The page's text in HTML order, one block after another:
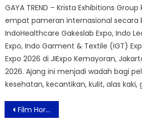
GAYA TREND – Krista Exhibitions
empat pameran internasional secara
IndoHealthcare Gakeslab Expo, Indo
Expo, Indo Garment & Textile (IGT)
Expo 2026 di JIExpo Kemayoran,
2026. Ajang ini menjadi wadah bagi
kesehatan, kecantikan, kulit, alas kaki,
Post
Film Horor Psikologis Kamu Harus Mati Siap Teror Bioskop Indonesia Mulai 21 Mei 2026